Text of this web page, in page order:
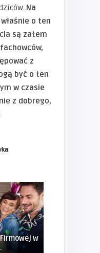
Na
o ten
są zatem
z
być o ten
w czasie
z dobrego,
w